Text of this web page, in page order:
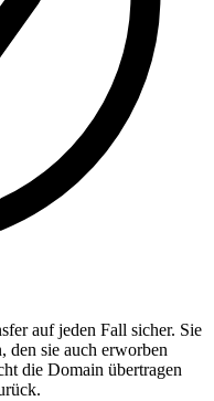
auf jeden Fall sicher. Sie
den sie auch erworben
die Domain übertragen